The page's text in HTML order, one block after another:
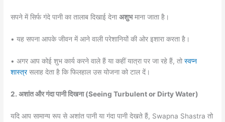
सपने में सिर्फ गंदे पानी का तालाब दिखाई देनाअशुभमाना जाता है।
• यह सपना आपके जीवन में आने वाली परेशानियों की ओर इशारा करता है।
• अगर आप कोई शुभ कार्य करने वाले हैं या कहीं यात्रा पर जा रहे हैं, तो स्वप्न
शास्त्रसलाह देता है कि फिलहाल उस योजना को टाल दें।
2. अशांत और गंदा पानी दिखना (Seeing Turbulent or Dirty Water)
यदि आप सामान्य रूप से अशांत पानी या गंदा पानी देखते हैं, Swapna Shastra तो